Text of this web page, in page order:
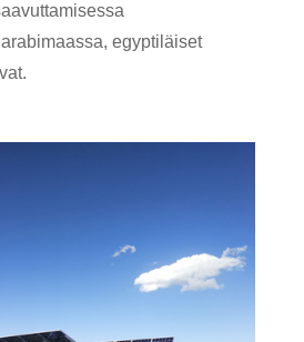
egyptiläiset